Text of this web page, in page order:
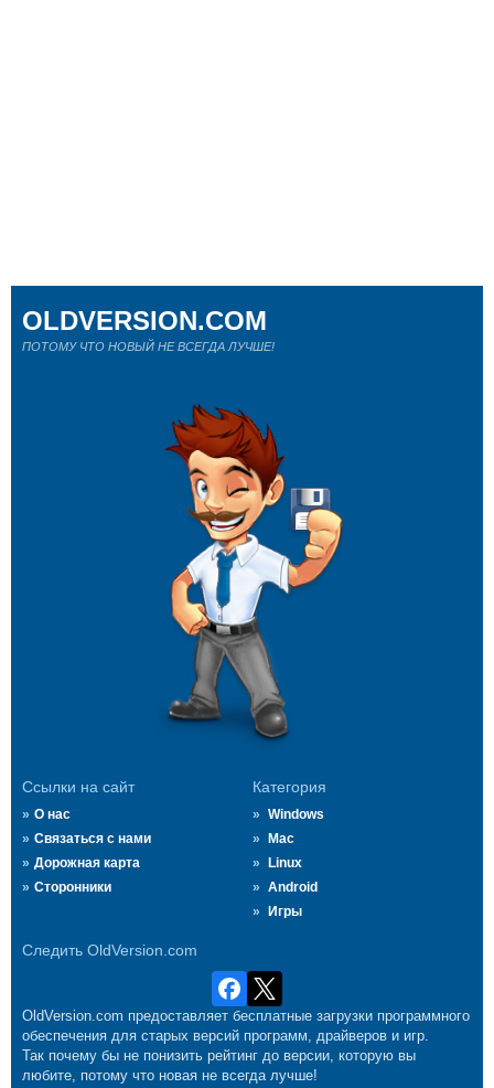
Ссылки на сайт
О нас
Связаться с нами
Дорожная карта
Сторонники
Категория
Windows
Mac
Linux
Android
Игры
Следить OldVersion.com
OLDVERSION.COM
ПОТОМУ ЧТО НОВЫЙ НЕ ВСЕГДА ЛУЧШЕ!
OldVersion.com предоставляет бесплатные загрузки программного
обеспечения для старых версий программ, драйверов и игр.
Так почему бы не понизить рейтинг до версии, которую вы
любите, потому что новая не всегда лучше!